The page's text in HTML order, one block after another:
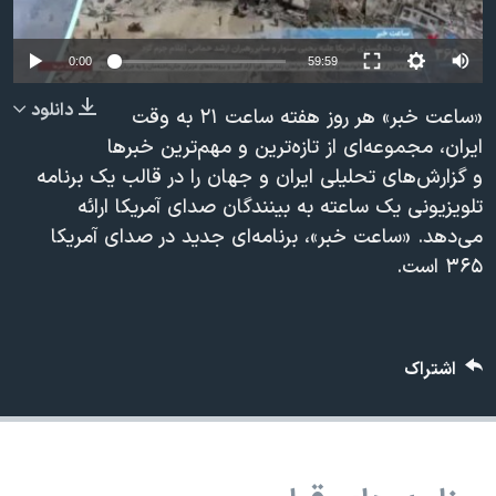
فرهنگ و زندگی
حقوق شهروندی
علم و فناوری
اسرائیل در جنگ
گالری عکس
آرشیو پخش زنده
مستندها
انتخابات ریاست جمهوری آمریکا ۲۰۲۴
رمز مهسا
ورزش زنان در ایران
اعتراضات زن، زندگی، آزادی
مجموعه مستندهای دادخواهی
چهل سال گروگان‌گیری
قانون شفافیت دارائی کادر رهبری ایران
دنبال کنید
زبانهای مختلف
0:00 59:59
دانلود
«ساعت خبر» هر روز هفته ساعت ۲۱ به وقت
ایران، مجموعه‌ای از تازه‌ترين و مهم‌ترین خبرها
و گزارش‌هاى تحلیلی ایران و جهان را در قالب یک برنامه
تلویزیونی یک ساعته به بینندگان صدای آمریکا ارائه
می‌دهد. «ساعت خبر»، برنامه‌ای جدید در صداى آمريكا
۳۶۵ است.
اشتراک